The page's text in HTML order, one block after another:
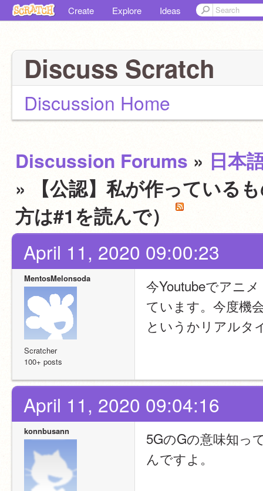
Create Explore Ideas
Discuss Scratch
Discussion Home
Discussion Forums » 日本
» 【公認】私が作っている
方は#1を読んで）
April 11, 2020 09:00:23
MentosMelonsoda
Scratcher
100+ posts
今Youtubeでアニ
ています。今度機
というかリアルタ
April 11, 2020 09:04:16
konnbusann
5GのGの意味知っ
んですよ。